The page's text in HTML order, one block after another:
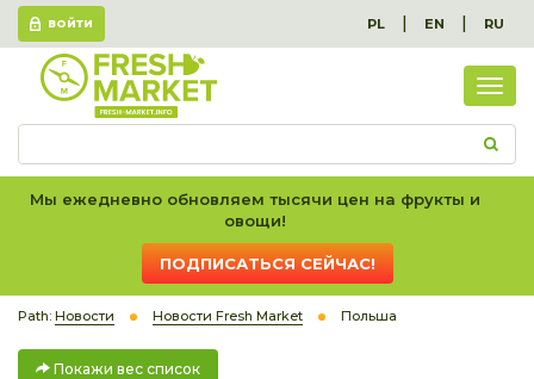
ВОЙТИ PL | EN | RU
вес
Мы ежедневно обновляем тысячи цен на фрукты и
овощи!
ПОДПИСАТЬСЯ СЕЙЧАС!
Path: Новости Новости Fresh Market Польша
Покажи вес список